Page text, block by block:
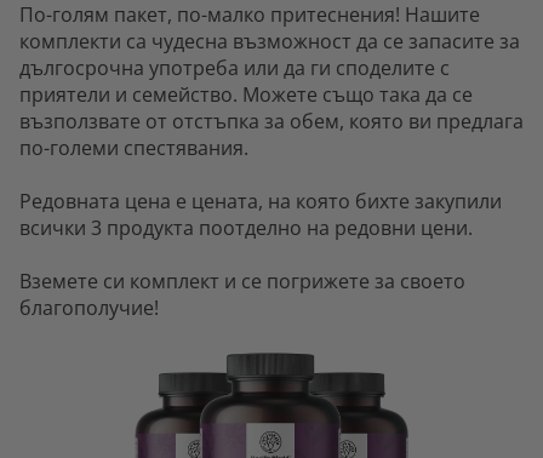
По-голям пакет, по-малко притеснения! Нашите
комплекти са чудесна възможност да се запасите за
дългосрочна употреба или да ги споделите с
приятели и семейство. Можете също така да се
възползвате от отстъпка за обем, която ви предлага
по-големи спестявания.
Редовната цена е цената, на която бихте закупили
всички 3 продукта поотделно на редовни цени.
Вземете си комплект и се погрижете за своето
благополучие!